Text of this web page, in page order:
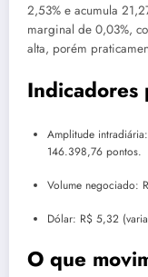
2,53% e acumula
marginal de 0,03%,
alta, porém
Indicadores
Amplitude
146.398,76 pontos.
Volume negociado:
Dólar: R$ 5,32
O que